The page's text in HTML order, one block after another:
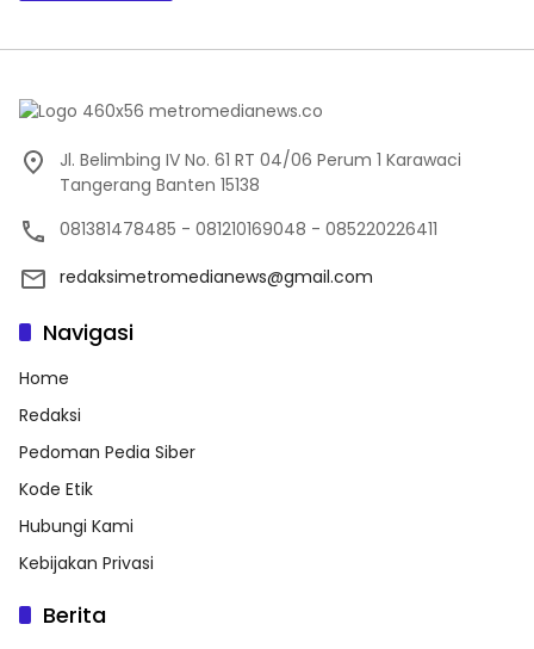
Jl. Belimbing IV No. 61 RT 04/06 Perum 1 Karawaci
Tangerang Banten 15138
081381478485 - 081210169048 - 085220226411
redaksimetromedianews@gmail.com
Navigasi
Home
Redaksi
Pedoman Pedia Siber
Kode Etik
Hubungi Kami
Kebijakan Privasi
Berita